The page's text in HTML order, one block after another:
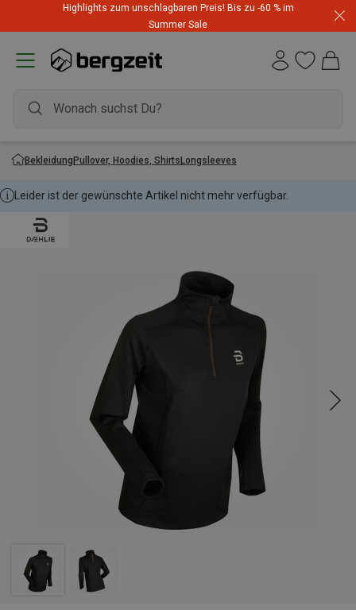
Highlights zum unschlagbaren Preis! Bis zu -60 % im
Summer Sale
BekleidungPullover, Hoodies, ShirtsLongsleeves
Leider ist der gewünschte Artikel nicht mehr verfügbar.